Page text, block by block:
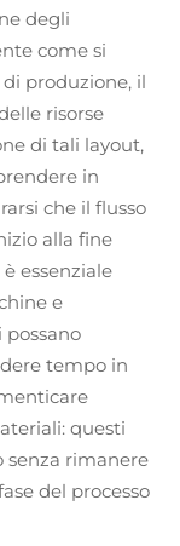
degli
come si
produzione, il
risorse
di tali layout,
in
che il flusso
alla fine
essenziale
e
tempo in
questi
rimanere
del processo